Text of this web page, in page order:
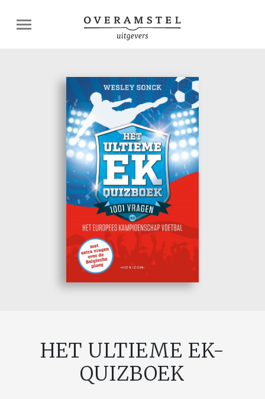
HET ULTIEME EK-
QUIZBOEK